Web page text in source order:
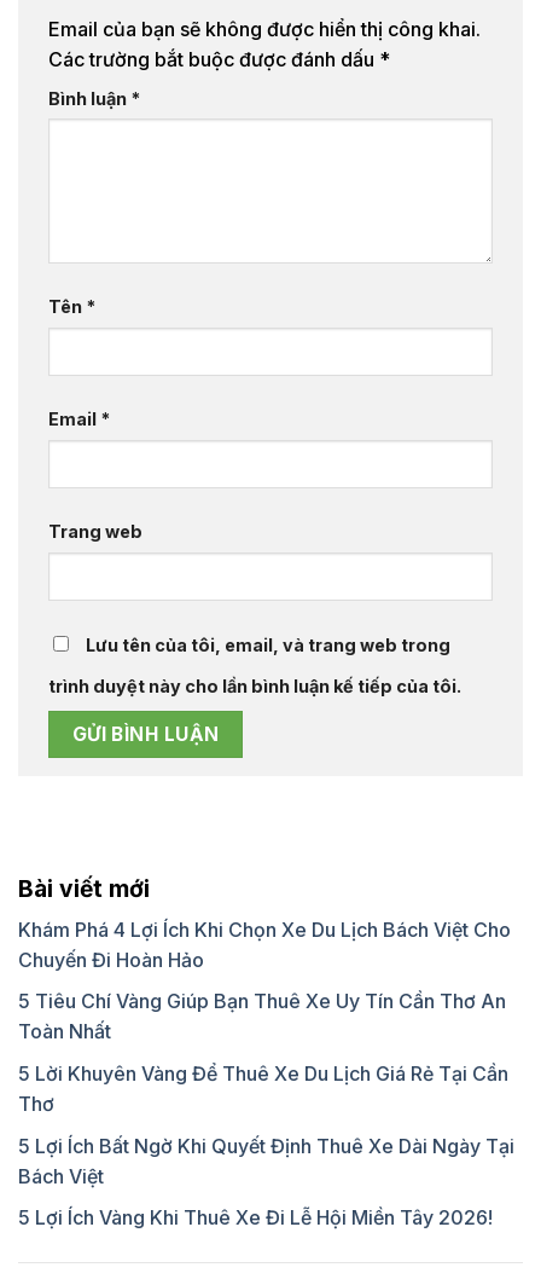
Email của bạn sẽ không được hiển thị công khai.
Các trường bắt buộc được đánh dấu *
Bình luận *
Tên *
Email *
Trang web
Lưu tên của tôi, email, và trang web trong
trình duyệt này cho lần bình luận kế tiếp của tôi.
Bài viết mới
Khám Phá 4 Lợi Ích Khi Chọn Xe Du Lịch Bách Việt Cho
Chuyến Đi Hoàn Hảo
5 Tiêu Chí Vàng Giúp Bạn Thuê Xe Uy Tín Cần Thơ An
Toàn Nhất
5 Lời Khuyên Vàng Để Thuê Xe Du Lịch Giá Rẻ Tại Cần
Thơ
5 Lợi Ích Bất Ngờ Khi Quyết Định Thuê Xe Dài Ngày Tại
Bách Việt
5 Lợi Ích Vàng Khi Thuê Xe Đi Lễ Hội Miền Tây 2026!